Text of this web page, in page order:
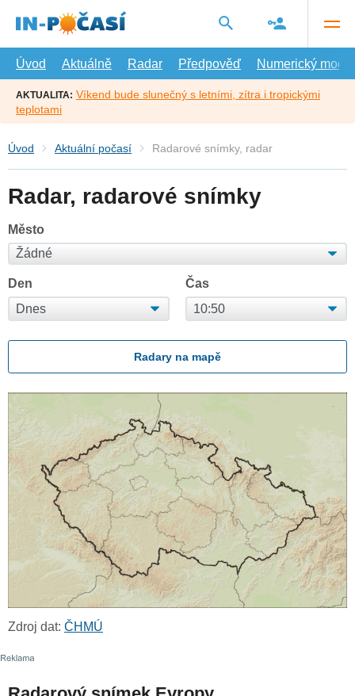
hlavní
Úvod
Aktuálně Radar Předpověď Numerický model
AKTUALITA: Víkend bude slunečný s letními, zítra i tropickými
teplotami
Úvod Aktuální počasí Radarové snímky, radar
Radar, radarové snímky
Město
Den Čas
Radary na mapě
Zdroj dat: ČHMÚ